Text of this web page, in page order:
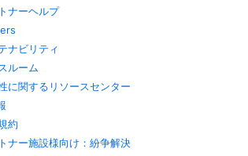
ナーヘルプ
ナビリティ
ルーム
に関するリソースセンター
約
ナー施設様向け：紛争解決